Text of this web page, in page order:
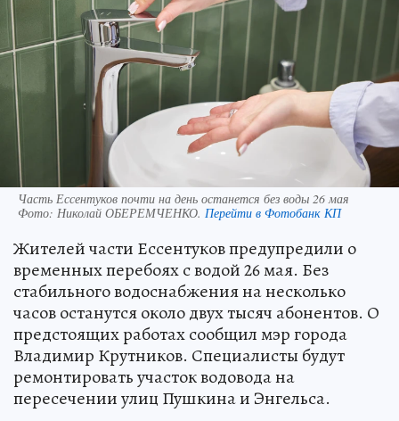
Часть Ессентуков почти на день останется без воды 26 мая
Фото: Николай ОБЕРЕМЧЕНКО. Перейти в Фотобанк КП
Жителей части Ессентуков предупредили о
временных перебоях с водой 26 мая. Без
стабильного водоснабжения на несколько
часов останутся около двух тысяч абонентов. О
предстоящих работах сообщил мэр города
Владимир Крутников. Специалисты будут
ремонтировать участок водовода на
пересечении улиц Пушкина и Энгельса.